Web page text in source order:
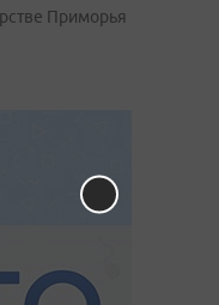
Приморья